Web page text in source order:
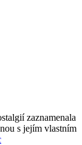
zaznamenala
s jejím vlastním